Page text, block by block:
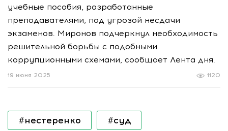
учебные пособия, разработанные
преподавателями, под угрозой несдачи
экзаменов. Миронов подчеркнул необходимость
решительной борьбы с подобными
коррупционными схемами, сообщает Лента дня.
1120
19 июня 2025
#нестеренко #суд